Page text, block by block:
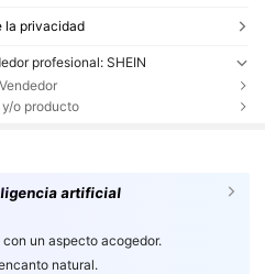
la privacidad
profesional: SHEIN
o producto
artificial
un aspecto acogedor.
natural.